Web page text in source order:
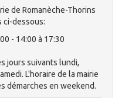
de Romanèche-Thorins
ci-dessous:
- 14:00 à 17:30
jours suivants lundi,
L'horaire de la mairie
démarches en weekend.